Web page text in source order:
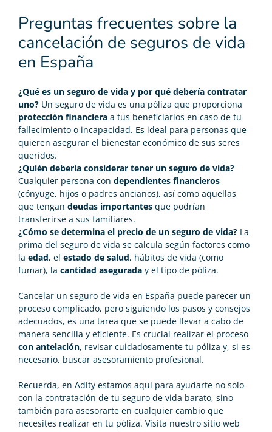
Preguntas frecuentes sobre la
cancelación de seguros de vida
en España
¿Qué es un seguro de vida y por qué debería contratar
uno? Un seguro de vida es una póliza que proporciona
protección financiera a tus beneficiarios en caso de tu
fallecimiento o incapacidad. Es ideal para personas que
quieren asegurar el bienestar económico de sus seres
queridos.
¿Quién debería considerar tener un seguro de vida?
Cualquier persona con dependientes financieros
(cónyuge, hijos o padres ancianos), así como aquellas
que tengan deudas importantes que podrían
transferirse a sus familiares.
¿Cómo se determina el precio de un seguro de vida? La
prima del seguro de vida se calcula según factores como
la edad, el estado de salud, hábitos de vida (como
fumar), la cantidad asegurada y el tipo de póliza.
Cancelar un seguro de vida en España puede parecer un
proceso complicado, pero siguiendo los pasos y consejos
adecuados, es una tarea que se puede llevar a cabo de
manera sencilla y eficiente. Es crucial realizar el proceso
con antelación, revisar cuidadosamente tu póliza y, si es
necesario, buscar asesoramiento profesional.
Recuerda, en Adity estamos aquí para ayudarte no solo
con la contratación de tu seguro de vida barato, sino
también para asesorarte en cualquier cambio que
necesites realizar en tu póliza. Visita nuestro sitio web